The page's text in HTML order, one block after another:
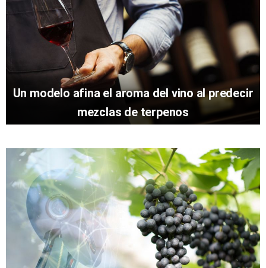
Un modelo afina el aroma del vino al predecir
mezclas de terpenos